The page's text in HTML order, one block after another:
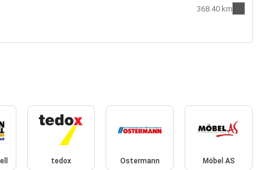
368.40 km
tedox Ostermann Möbel AS